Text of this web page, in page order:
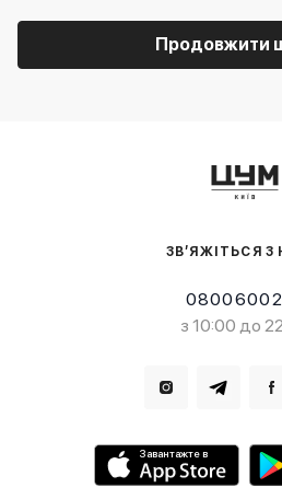
Продовжити
ЗВ’ЯЖІТЬСЯ З
з 10:00 до
Завантажте в